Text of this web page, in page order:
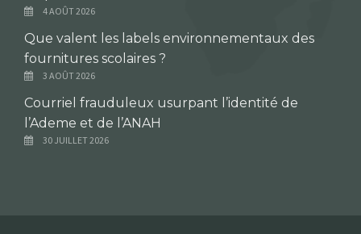
4 AOÛT 2026
Que valent les labels environnementaux des
fournitures scolaires ?
3 AOÛT 2026
Courriel frauduleux usurpant l’identité de
l’Ademe et de l’ANAH
30 JUILLET 2026